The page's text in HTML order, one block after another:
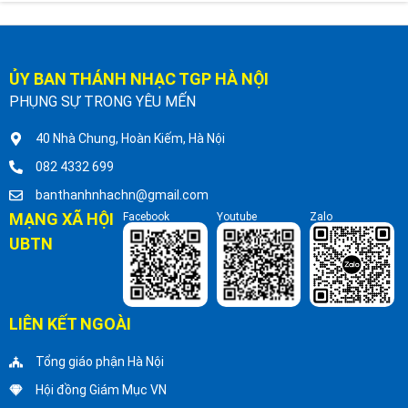
ỦY BAN THÁNH NHẠC TGP HÀ NỘI
PHỤNG SỰ TRONG YÊU MẾN
40 Nhà Chung, Hoàn Kiếm, Hà Nội
082 4332 699
banthanhnhachn@gmail.com
MẠNG XÃ HỘI
UBTN
Facebook Youtube Zalo
LIÊN KẾT NGOÀI
Tổng giáo phận Hà Nội
Hội đồng Giám Mục VN